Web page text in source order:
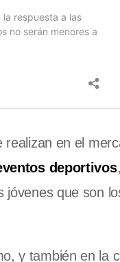
realizan en el
deportivos
que son
y también en la